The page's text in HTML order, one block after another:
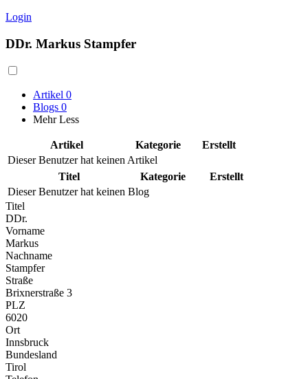
Login
DDr. Markus Stampfer
Artikel 0
Blogs 0
Mehr Less
Artikel Kategorie
Erstellt
Dieser Benutzer hat keinen Artikel
Titel
Kategorie
Erstellt
Dieser Benutzer hat keinen Blog
Titel
DDr.
Vorname
Markus
Nachname
Stampfer
Straße
Brixnerstraße 3
PLZ
6020
Ort
Innsbruck
Bundesland
Tirol